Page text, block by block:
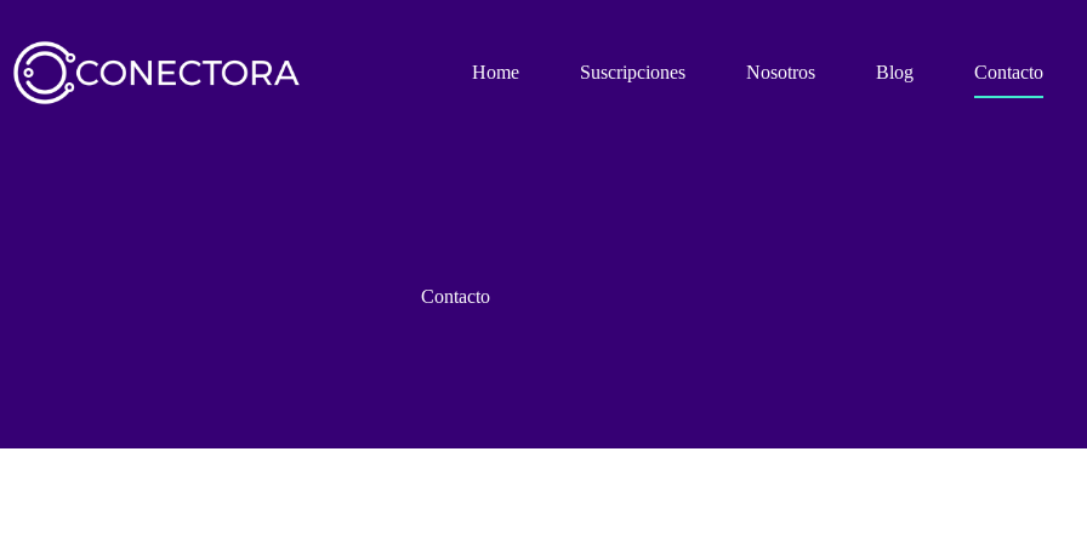
contenido
Home
Suscripciones Nosotros Blog Contacto
Contacto